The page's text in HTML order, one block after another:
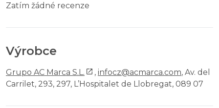
Zatím žádné recenze
Výrobce
Grupo AC Marca S.L. , infocz@acmarca.com, Av. del
Carrilet, 293, 297, L’Hospitalet de Llobregat, 089 07